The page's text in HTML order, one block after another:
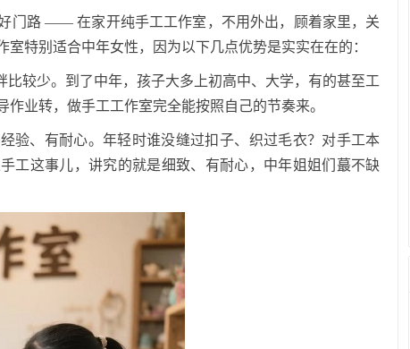
门路 ——在家开纯手工工作室，不用外出，顾着家里，关
特别适合中年女性，因为以下几点优势是实实在在的：
比较少。到了中年，孩子大多上初高中、大学，有的甚至工
业转，做手工工作室完全能按照自己的节奏来。
验、有耐心。年轻时谁没缝过扣子、织过毛衣？对手工本
工这事儿，讲究的就是细致、有耐心，中年姐姐们蕞不缺